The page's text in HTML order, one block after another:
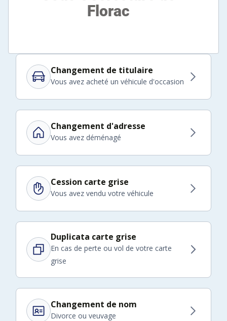
Changement de titulaire
Vous avez acheté un véhicule d'occasion
Changement d'adresse
Vous avez déménagé
Cession carte grise
Vous avez vendu votre véhicule
Duplicata carte grise
En cas de perte ou vol de votre carte
grise
Changement de nom
Divorce ou veuvage